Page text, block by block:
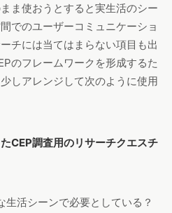
ま使おうとすると実生活のシー
でのユーザーコミュニケーショ
チには当てはまらない項目も出
のフレームワークを形成するた
しアレンジして次のように使用
CEP調査用のリサーチクエスチ
活シーンで必要としている？